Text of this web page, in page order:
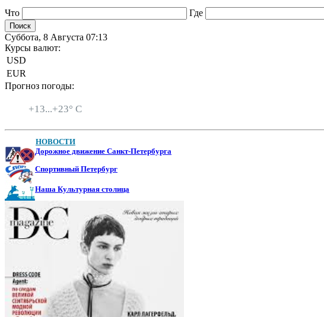
Что Где
Суббота, 8 Августа 07:13
Курсы валют:
USD
EUR
Прогноз погоды:
+13...+23° C
НОВОСТИ
Дорожное движение Санкт-Петербурга
Спортивный Петербург
Наша Культурная столица